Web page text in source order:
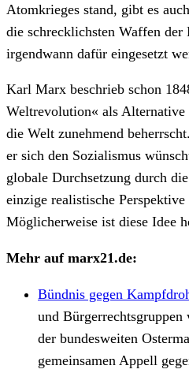
Atomkrieges stand, gibt es
die schrecklichsten Waffen der
irgendwann dafür eingesetzt
Karl Marx beschrieb schon
Weltrevolution« als
die Welt zunehmend
er sich den Sozialismus
globale Durchsetzung durch
einzige realistische
Möglicherweise ist diese Idee
Mehr auf marx21.de:
Bündnis gegen
und
der bundesweiten
gemeinsamen Appell